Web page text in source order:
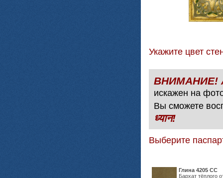
Укажите цвет
искажен на
Вы сможете
ध्यान!
Выберите
Глина 4205 СС
Бархат тёплого